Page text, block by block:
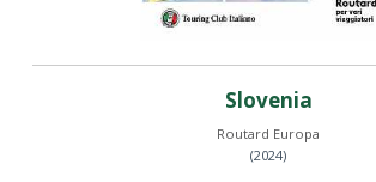
Slovenia
Routard Europa
(2024)